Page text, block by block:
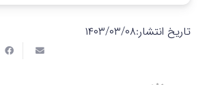
تاریخ انتشار:۱۴۰۳/۰۳/۰۸